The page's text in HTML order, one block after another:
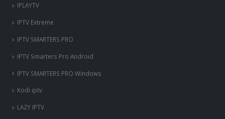
IPLAYTV
IPTV Extreme
IPTV SMARTERS PRO
IPTV Smarters Pro Android
IPTV SMARTERS PRO Windows
Kodi iptv
LAZY IPTV